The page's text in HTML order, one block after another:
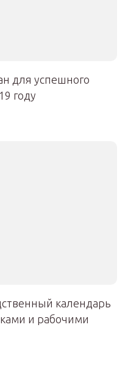
для успешного
году
календарь
и рабочими